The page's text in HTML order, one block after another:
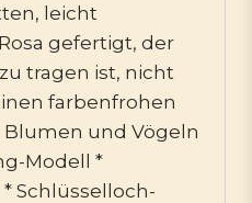
leicht
gefertigt, der
tragen ist, nicht
farbenfrohen
und Vögeln
Modell *
Schlüsselloch-